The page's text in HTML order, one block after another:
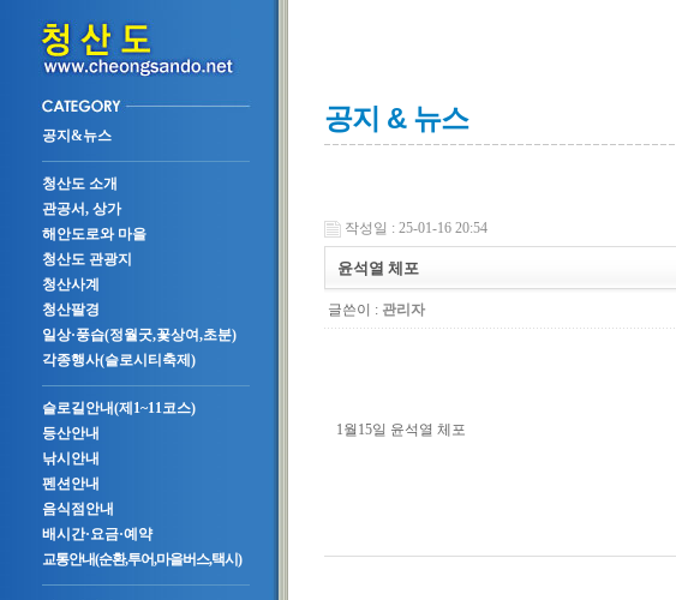
공지&뉴스
청산도 소개
관공서, 상가
해안도로와 마을
청산도 관광지
청산사계
청산팔경
일상·풍습(정월굿,꽃상여,초분)
각종행사(슬로시티축제)
슬로길안내(제1~11코스)
등산안내
낚시안내
펜션안내
음식점안내
배시간·요금·예약
교통안내(순환,투어,마을버스,택시)
공지 & 뉴스
작성일 : 25-01-16 20:54
윤석열 체포
글쓴이 : 관리자
1월15일 윤석열 체포